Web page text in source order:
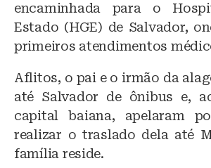
encaminhada para o
Estado (HGE) de Salvador,
primeiros atendimentos
Aflitos, o pai e o irmão da
até Salvador de ônibus e,
capital baiana, apelaram
realizar o traslado dela até
família reside.